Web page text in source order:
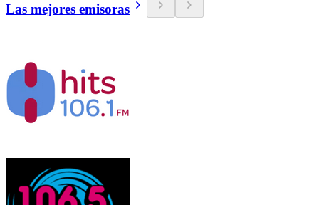
Las mejores emisoras